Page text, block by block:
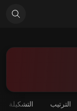
الترتيب التشكيلة